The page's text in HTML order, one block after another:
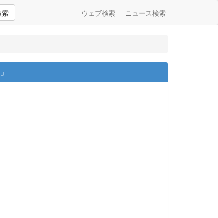
索 ウェブ検索 ニュース検索